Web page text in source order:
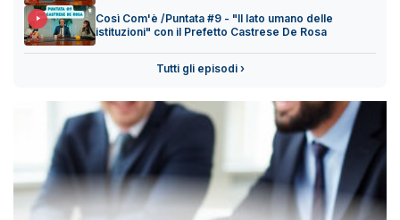
Così Com'è /Puntata #9 - "Il lato umano delle
istituzioni" con il Prefetto Castrese De Rosa
Tutti gli episodi ›